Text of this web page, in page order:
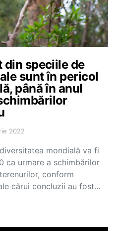
din speciile de
sunt în pericol
până în anul
2022
mondială va fi
ca urmare a schimbărilor
conform
cărui concluzii au fost…